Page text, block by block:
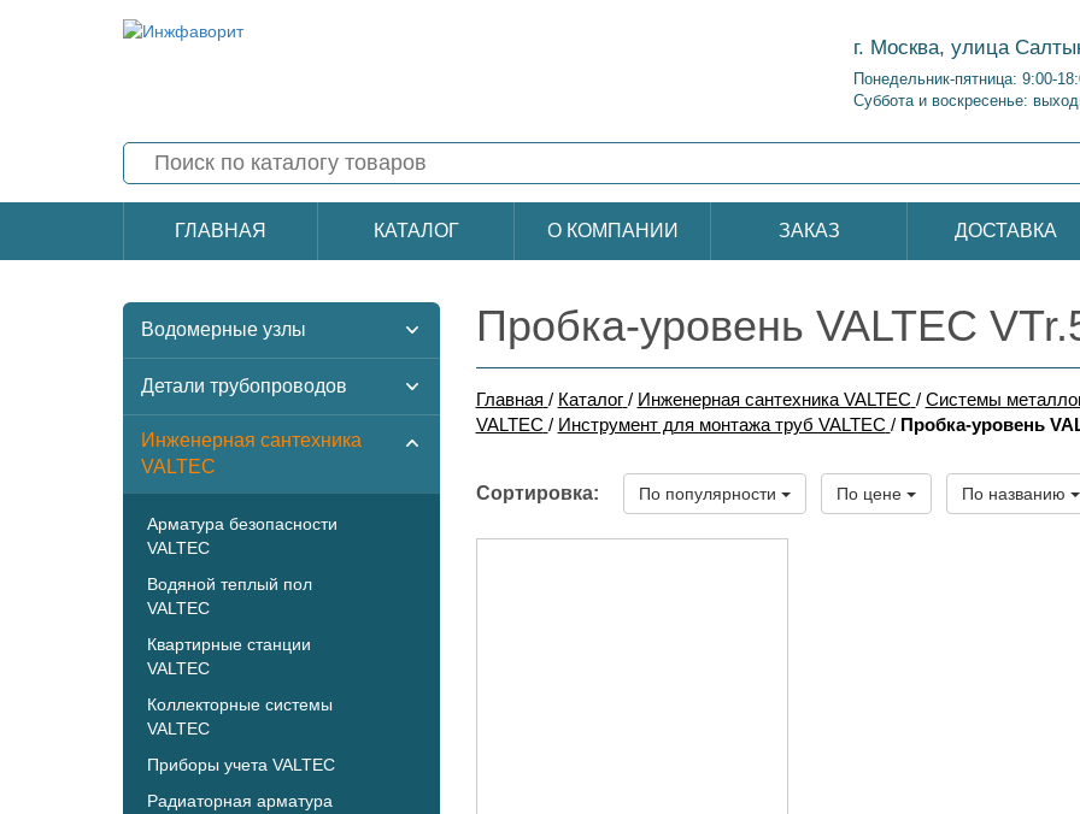
г. Москва, улица
Понедельник-пятница: 9:00-
Суббота и воскресенье:
ГЛАВНАЯ КАТАЛОГ О КОМПАНИИ ЗАКАЗ ДОСТАВКА
Водомерные узлы
Детали трубопроводов
Инженерная сантехника
VALTEC
Арматура безопасности
VALTEC
Водяной теплый пол
VALTEC
Квартирные станции
VALTEC
Коллекторные системы
VALTEC
Приборы учета VALTEC
Радиаторная арматура
Пробка-уровень VALTEC
Главная / Каталог / Инженерная сантехника VALTEC / Системы
VALTEC / Инструмент для монтажа труб VALTEC / Пробка-уровень
Сортировка: По популярности По цене По названию